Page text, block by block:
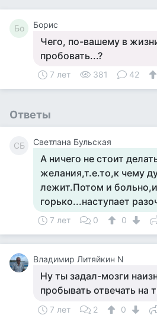
Бо Борис
Чего, по-вашему в
пробовать...?
7 лет 381 42
Ответы
СБ Светлана Бульская
А ничего не стоит
желания,т.е.то,к чему
лежит.Потом и больно,и
горько...наступает
7 лет 0 0
Владимир Литяйкин N
Ну ты задал-мозги
пробывать отвечать на
7 лет 2 0